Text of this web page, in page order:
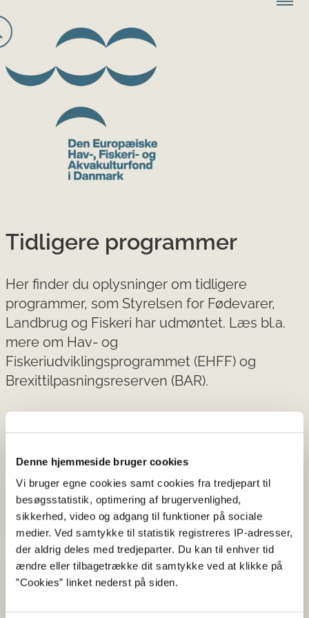
Denne hjemmeside bruger cookies
Vi bruger egne cookies samt cookies fra tredjepart til
besøgsstatistik, optimering af brugervenlighed,
sikkerhed, video og adgang til funktioner på sociale
medier. Ved samtykke til statistik registreres IP-adresser,
der aldrig deles med tredjeparter. Du kan til enhver tid
ændre eller tilbagetrække dit samtykke ved at klikke på
”Cookies” linket nederst på siden.
Tidligere programmer
Her finder du oplysninger om tidligere
programmer, som Styrelsen for Fødevarer,
Landbrug og Fiskeri har udmøntet. Læs bl.a.
mere om Hav- og
Fiskeriudviklingsprogrammet (EHFF) og
Brexittilpasningsreserven (BAR).
BAR
EFF